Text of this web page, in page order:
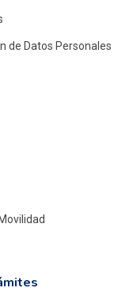
de Datos Personales